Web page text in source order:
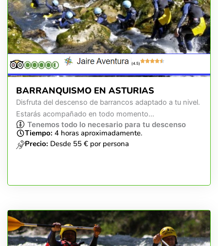
(4.5)
BARRANQUISMO EN ASTURIAS
Disfruta del descenso de barrancos adaptado a tu nivel.
Estarás acompañado en todo momento...
Tenemos todo lo necesario para tu descenso
Tiempo: 4 horas aproximadamente.
Precio: Desde 55 € por persona